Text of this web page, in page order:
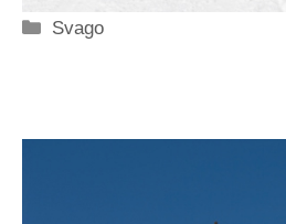
Categorie
Svago